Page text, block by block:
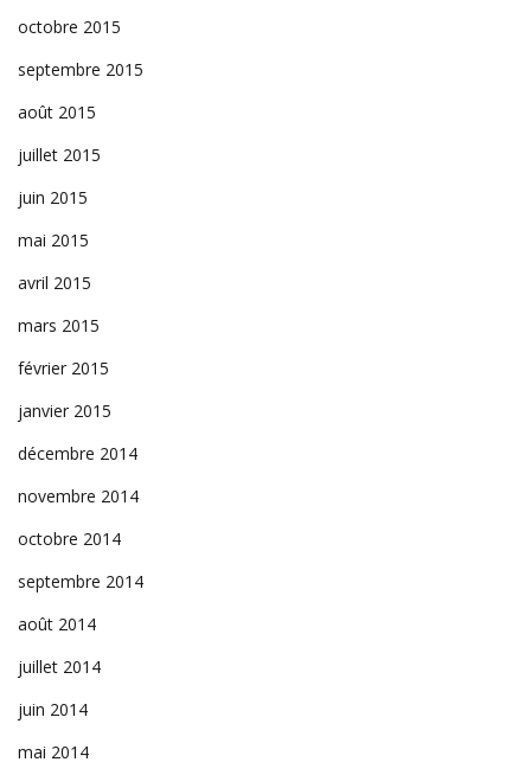
octobre 2015
septembre 2015
août 2015
juillet 2015
juin 2015
mai 2015
avril 2015
mars 2015
février 2015
janvier 2015
décembre 2014
novembre 2014
octobre 2014
septembre 2014
août 2014
juillet 2014
juin 2014
mai 2014